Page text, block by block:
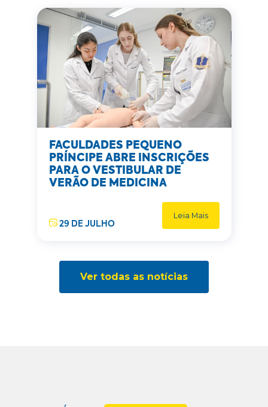
FACULDADES PEQUENO
PRÍNCIPE ABRE INSCRIÇÕES
PARA O VESTIBULAR DE
VERÃO DE MEDICINA
29 DE JULHO
Leia Mais
Ver todas as notícias